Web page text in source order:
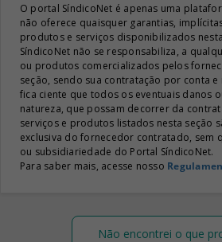
O portal SíndicoNet é apenas uma
não oferece quaisquer garantias,
produtos e serviços disponibilizados
SíndicoNet não se responsabiliza, a
ou produtos comercializados pelos
seção, sendo sua contratação por conta
fica ciente que todos os eventuais danos
natureza, que possam decorrer da
serviços e produtos listados nesta seção
exclusiva do fornecedor contratado, sem
ou subsidiariedade do Portal SíndicoNet.
Para saber mais, acesse nosso
Não encontrei o que